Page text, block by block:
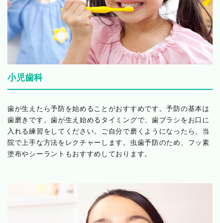
小児歯科
歯が生えたら予防を始めることがおすすめです。予防の基本は
歯磨きです。歯が生え始めるタイミングで、歯ブラシをお口に
入れる練習をしてください。ご自分で磨くようになったら、当
院で上手な方法をレクチャーします。虫歯予防のため、フッ素
塗布やシーラントもおすすめしております。